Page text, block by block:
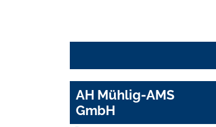
AH Mühlig-AMS
GmbH